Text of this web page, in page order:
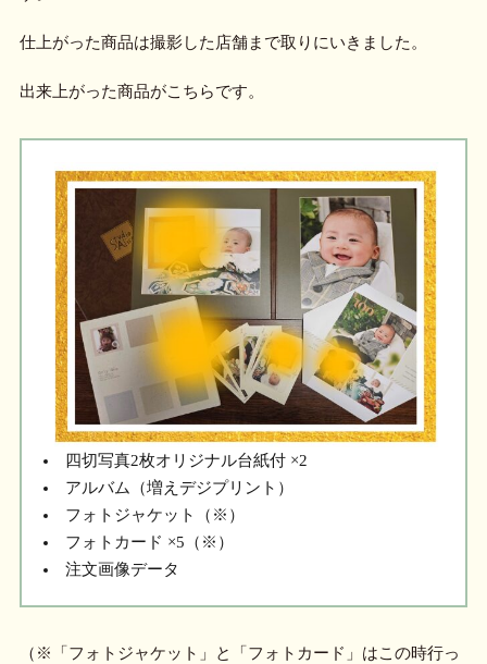
仕上がった商品は撮影した店舗まで取りにいきました。
出来上がった商品がこちらです。
四切写真2枚オリジナル台紙付 ×2
アルバム（増えデジプリント）
フォトジャケット（※）
フォトカード ×5（※）
注文画像データ
（※「フォトジャケット」と「フォトカード」はこの時行っ